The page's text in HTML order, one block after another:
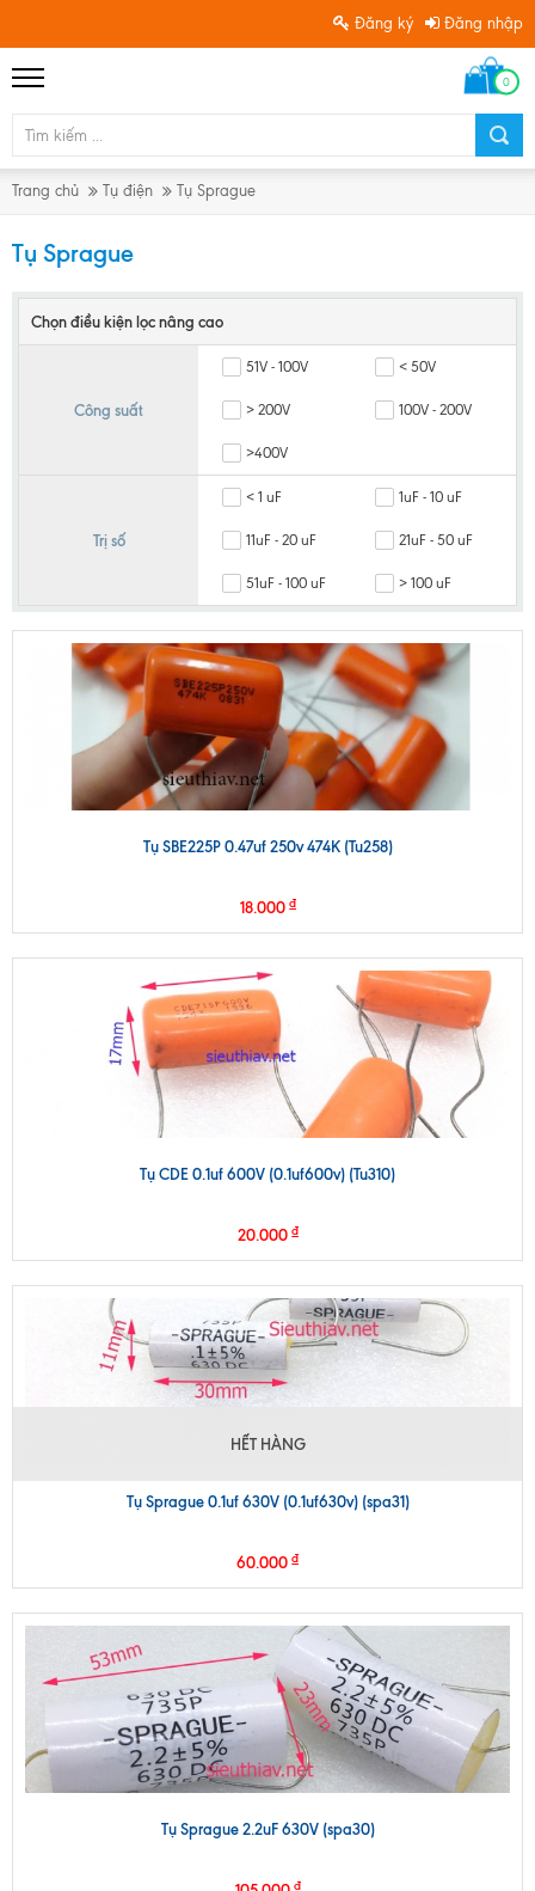
Đăng ký Đăng nhập
0
Trang chủ Tụ điện Tụ Sprague
Tụ Sprague
Chọn điều kiện lọc nâng cao
Công suất
51V - 100V < 50V
> 200V 100V - 200V
>400V
Trị số
< 1 uF 1uF - 10 uF
11uF - 20 uF 21uF - 50 uF
51uF - 100 uF > 100 uF
Tụ SBE225P 0.47uf 250v 474K (Tu258)
18.000 ₫
Tụ CDE 0.1uf 600V (0.1uf600v) (Tu310)
20.000 ₫
Tụ Sprague 0.1uf 630V (0.1uf630v) (spa31)
60.000 ₫
HẾT HÀNG
Tụ Sprague 2.2uF 630V (spa30)
₫